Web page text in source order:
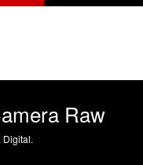
Raw
Digital.